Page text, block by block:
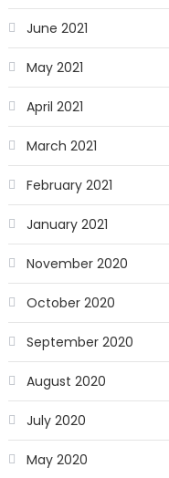
June 2021
May 2021
April 2021
March 2021
February 2021
January 2021
November 2020
October 2020
September 2020
August 2020
July 2020
May 2020